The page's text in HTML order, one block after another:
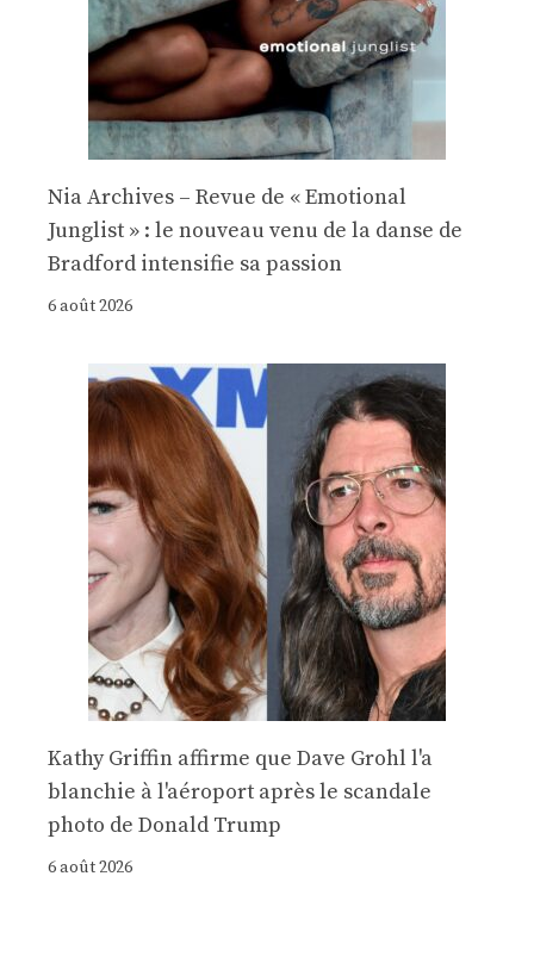
Nia Archives – Revue de « Emotional
Junglist » : le nouveau venu de la danse de
Bradford intensifie sa passion
6 août 2026
Kathy Griffin affirme que Dave Grohl l'a
blanchie à l'aéroport après le scandale
photo de Donald Trump
6 août 2026